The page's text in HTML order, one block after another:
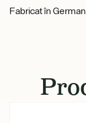
Fabricat în